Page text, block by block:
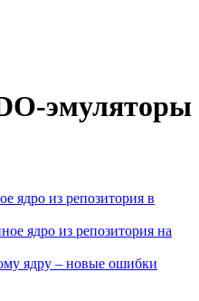
эмуляторы
ядро из репозитория в
ядро из репозитория на
ядру – новые ошибки